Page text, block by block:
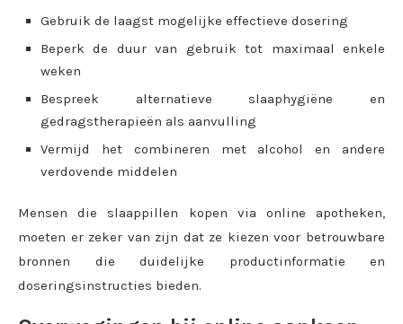
Gebruik de laagst mogelijke effectieve dosering
Beperk de duur van gebruik tot maximaal enkele
weken
Bespreek alternatieve slaaphygiëne en
gedragstherapieën als aanvulling
Vermijd het combineren met alcohol en andere
verdovende middelen
Mensen die slaappillen kopen via online apotheken,
moeten er zeker van zijn dat ze kiezen voor betrouwbare
bronnen die duidelijke productinformatie en
doseringsinstructies bieden.